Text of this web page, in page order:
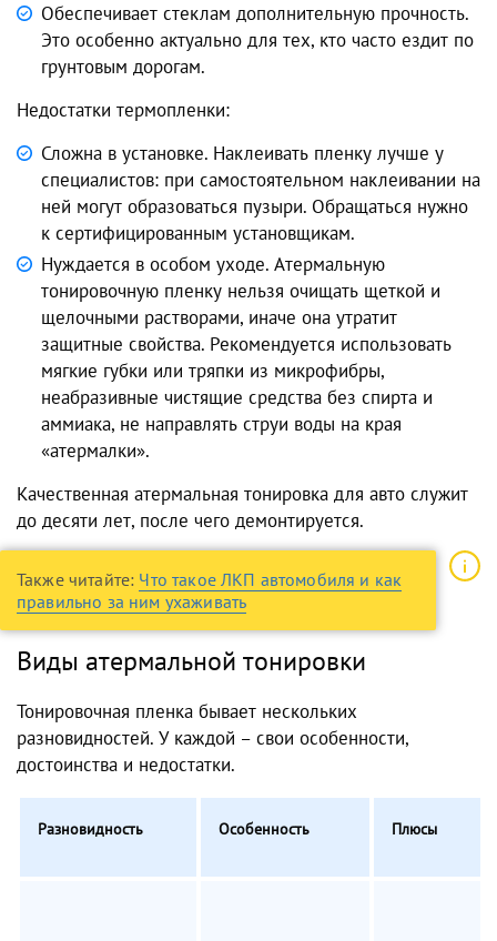
Обеспечивает стеклам дополнительную прочность.
Это особенно актуально для тех, кто часто ездит по
грунтовым дорогам.
Недостатки термопленки:
Сложна в установке. Наклеивать пленку лучше у
специалистов: при самостоятельном наклеивании на
ней могут образоваться пузыри. Обращаться нужно
к сертифицированным установщикам.
Нуждается в особом уходе. Атермальную
тонировочную пленку нельзя очищать щеткой и
щелочными растворами, иначе она утратит
защитные свойства. Рекомендуется использовать
мягкие губки или тряпки из микрофибры,
неабразивные чистящие средства без спирта и
аммиака, не направлять струи воды на края
«атермалки».
Качественная атермальная тонировка для авто служит
до десяти лет, после чего демонтируется.
Также читайте: Что такое ЛКП автомобиля и как
правильно за ним ухаживать
Виды атермальной тонировки
Тонировочная пленка бывает нескольких
разновидностей. У каждой – свои особенности,
достоинства и недостатки.
Разновидность Особенность Плюсы